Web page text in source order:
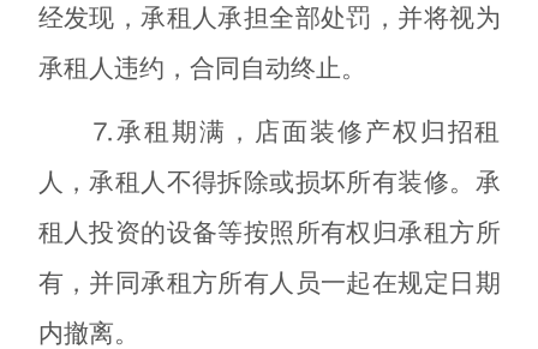
经发现，承租人承担全部处罚，并将视为
承租人违约，合同自动终止。
⒎承租期满，店面装修产权归招租
人，承租人不得拆除或损坏所有装修。承
租人投资的设备等按照所有权归承租方所
有，并同承租方所有人员一起在规定日期
内撤离。